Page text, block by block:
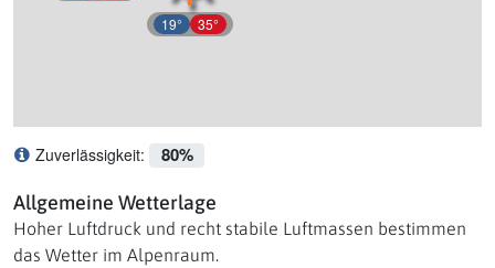
19° 35°
Zuverlässigkeit: 80%
Allgemeine Wetterlage
Hoher Luftdruck und recht stabile Luftmassen bestimmen
das Wetter im Alpenraum.